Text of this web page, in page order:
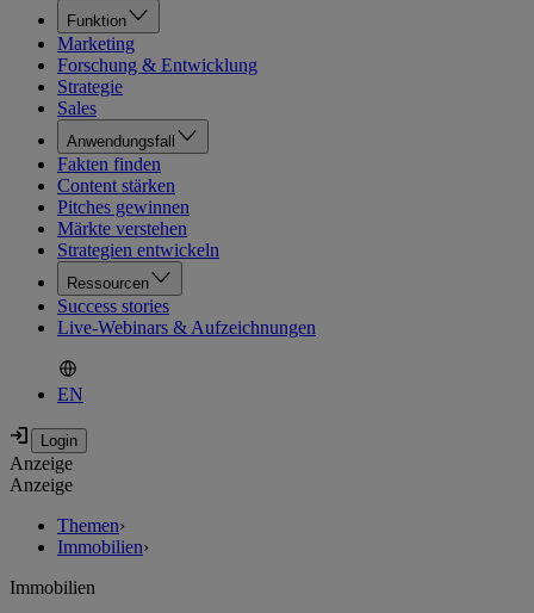
Funktion
Marketing
Forschung & Entwicklung
Strategie
Sales
Anwendungsfall
Fakten finden
Content stärken
Pitches gewinnen
Märkte verstehen
Strategien entwickeln
Ressourcen
Success stories
Live-Webinars & Aufzeichnungen
EN
Anzeige
Anzeige
Themen›
Immobilien›
Immobilien